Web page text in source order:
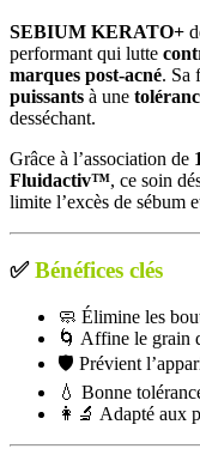
SEBIUM KERATO+
performant qui lutte
marques post-acné. Sa
puissants à une
desséchant.
Grâce à l’association de
Fluidactiv™, ce soin
limite l’excès de sébum
✅ Bénéfices clés
🧼 Élimine les
🌀 Affine le grain
🛡️ Prévient
💧 Bonne
👩‍🔬 Adapté aux